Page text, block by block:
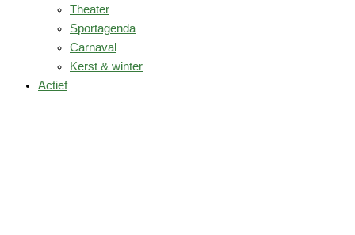
Theater
Sportagenda
Carnaval
Kerst & winter
Actief